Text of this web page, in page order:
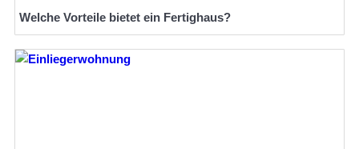
Welche Vorteile bietet ein Fertighaus?